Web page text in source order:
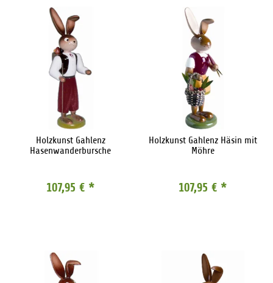
Holzkunst Gahlenz
Hasenwanderbursche
107,95 € *
Holzkunst Gahlenz Häsin mit
Möhre
107,95 € *